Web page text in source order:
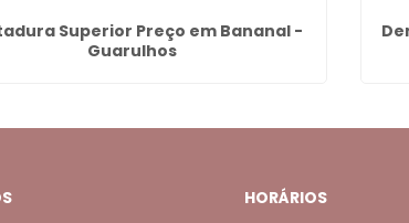
Superior Preço em Bananal -
Guarulhos
HORÁRIOS